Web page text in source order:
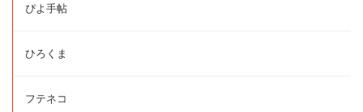
ぴよ手帖
ひろくま
フテネコ